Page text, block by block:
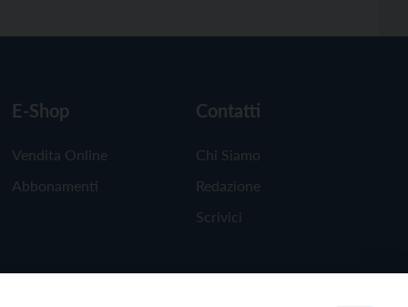
E-Shop
Vendita Online
Abbonamenti
Contatti
Chi Siamo
Redazione
Scrivici